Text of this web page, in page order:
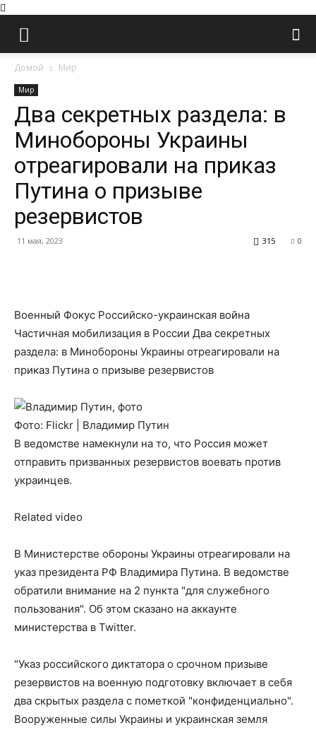
Домой Мир
Мир
Два секретных раздела: в
Минобороны Украины
отреагировали на приказ
Путина о призыве
резервистов
11 мая, 2023 0
315
Военный Фокус Российско-украинская война
Частичная мобилизация в России Два секретных
раздела: в Минобороны Украины отреагировали на
приказ Путина о призыве резервистов
Фото: Flickr | Владимир Путин
В ведомстве намекнули на то, что Россия может
отправить призванных резервистов воевать против
украинцев.
Related video
В Министерстве обороны Украины отреагировали на
указ президента РФ Владимира Путина. В ведомстве
обратили внимание на 2 пункта "для служебного
пользования". Об этом сказано на аккаунте
министерства в Twitter.
"Указ российского диктатора о срочном призыве
резервистов на военную подготовку включает в себя
два скрытых раздела с пометкой "конфиденциально".
Вооруженные силы Украины и украинская земля